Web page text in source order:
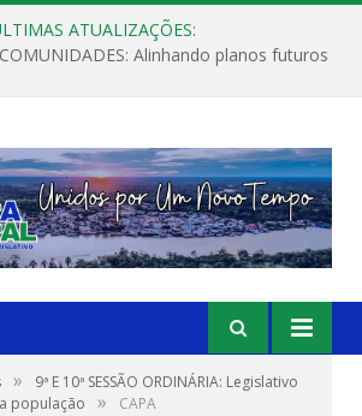
ATUALIZAÇÕES:
Alinhando planos futuros
»
9ª E 10ª SESSÃO ORDINÁRIA: Legislativo
população
» CAPA